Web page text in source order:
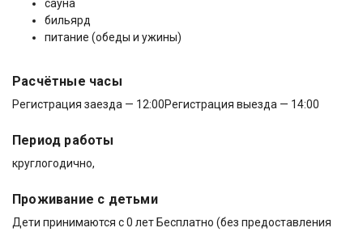
сауна
бильярд
питание (обеды и ужины)
Расчётные часы
Регистрация заезда — 12:00Регистрация выезда — 14:00
Период работы
круглогодично,
Проживание с детьми
Дети принимаются с 0 лет Бесплатно (без предоставления